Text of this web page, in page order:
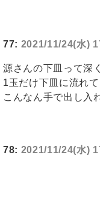
77: 2021/11/24(水)
源さんの下皿って深
1玉だけ下皿に流れ
こんなん手で出し入
78: 2021/11/24(水)